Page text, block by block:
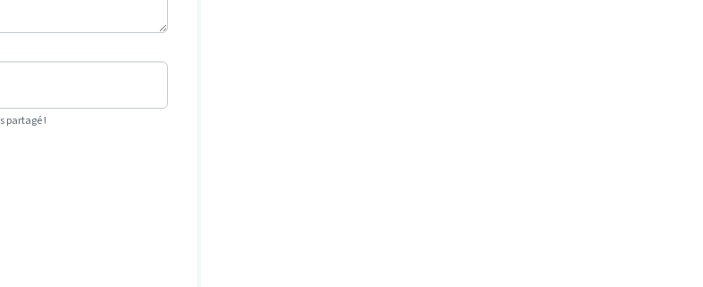
partagé !